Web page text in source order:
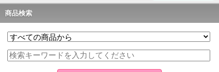
商品検索